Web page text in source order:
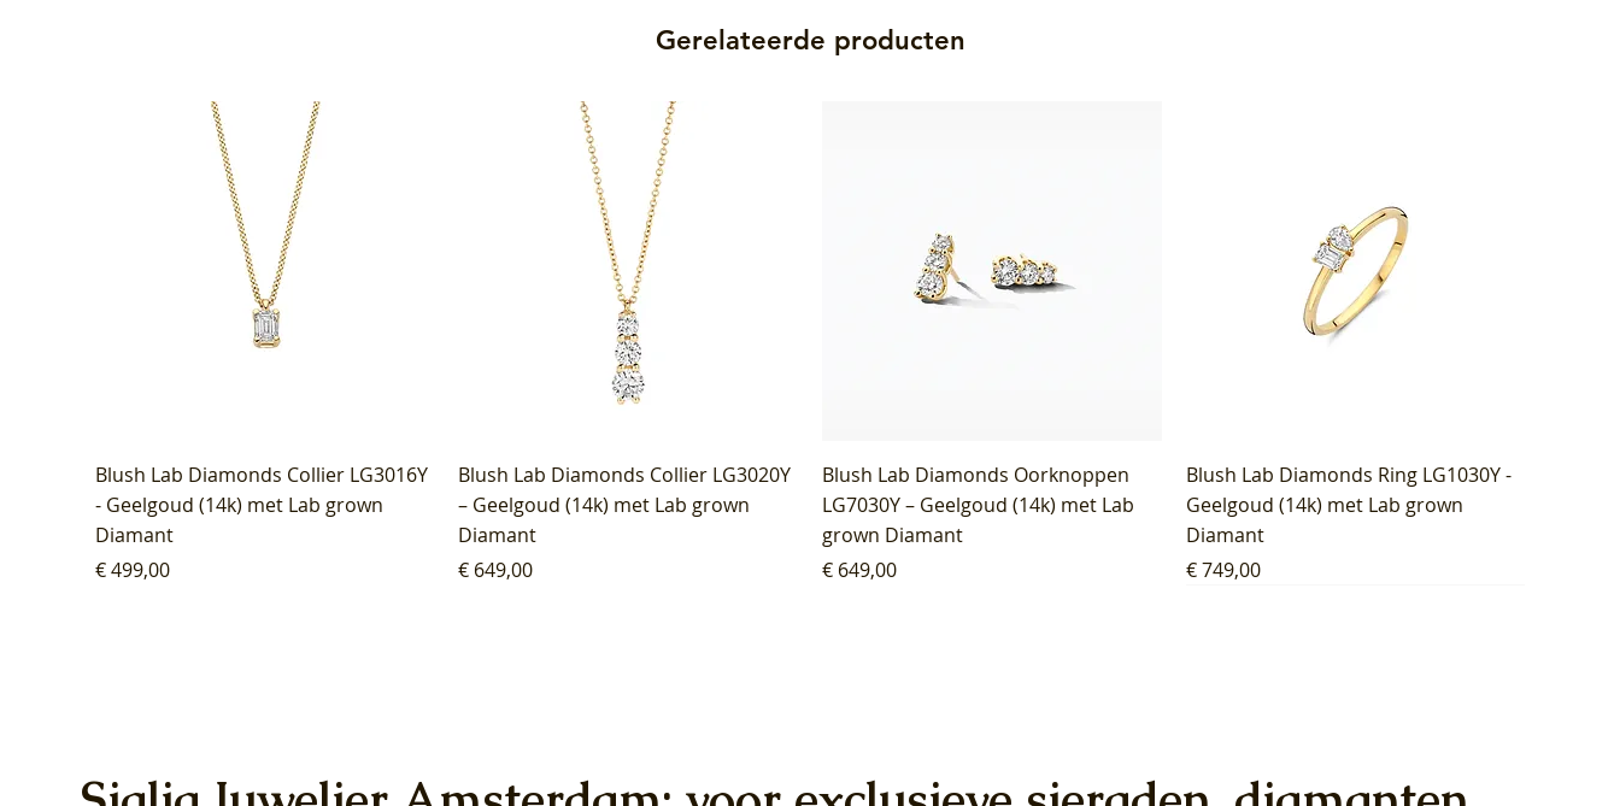
Gerelateerde producten
Blush Lab Diamonds Collier LG3016Y
- Geelgoud (14k) met Lab grown
Diamant
Prijs
€ 499,00
Blush Lab Diamonds Collier LG3020Y
– Geelgoud (14k) met Lab grown
Diamant
Prijs
€ 649,00
Blush Lab Diamonds Oorknoppen
LG7030Y – Geelgoud (14k) met Lab
grown Diamant
Prijs
€ 649,00
Blush Lab Diamonds Ring LG1030Y -
Geelgoud (14k) met Lab grown
Diamant
Prijs
€ 749,00